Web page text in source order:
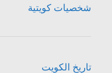
شخصيات كويتية
تاريخ الكويت